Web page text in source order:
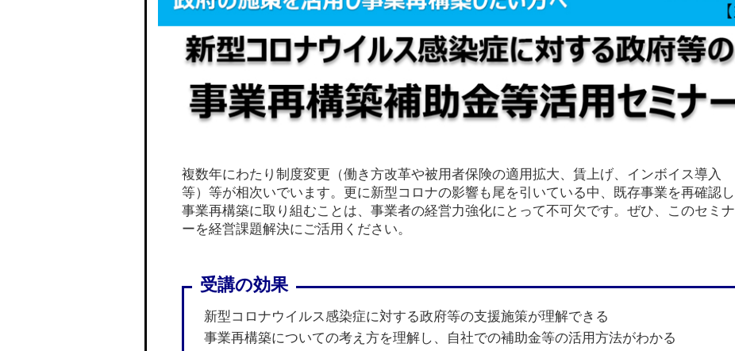
複数年にわたり制度変更（働き方改革や被用者保険の適用拡大、賃上げ、インボイス導入
等）等が相次いでいます。更に新型コロナの影響も尾を引いている中、既存事業を再確認し
事業再構築に取り組むことは、事業者の経営力強化にとって不可欠です。ぜひ、このセミナ
ーを経営課題解決にご活用ください。
新型コロナウイルス感染症に対する政府等の支援施策が理解できる
事業再構築についての考え方を理解し、自社での補助金等の活用方法がわかる